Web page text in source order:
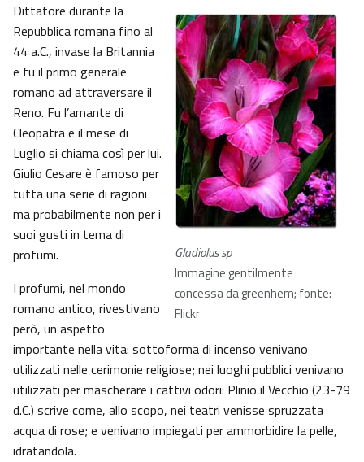
Gladiolus sp
Immagine gentilmente
concessa da greenhem; fonte:
Flickr
Dittatore durante la
Repubblica romana fino al
44 a.C., invase la Britannia
e fu il primo generale
romano ad attraversare il
Reno. Fu l’amante di
Cleopatra e il mese di
Luglio si chiama così per lui.
Giulio Cesare è famoso per
tutta una serie di ragioni
ma probabilmente non per i
suoi gusti in tema di
profumi.
I profumi, nel mondo
romano antico, rivestivano
però, un aspetto
importante nella vita: sottoforma di incenso venivano
utilizzati nelle cerimonie religiose; nei luoghi pubblici venivano
utilizzati per mascherare i cattivi odori: Plinio il Vecchio (23-79
d.C.) scrive come, allo scopo, nei teatri venisse spruzzata
acqua di rose; e venivano impiegati per ammorbidire la pelle,
idratandola.